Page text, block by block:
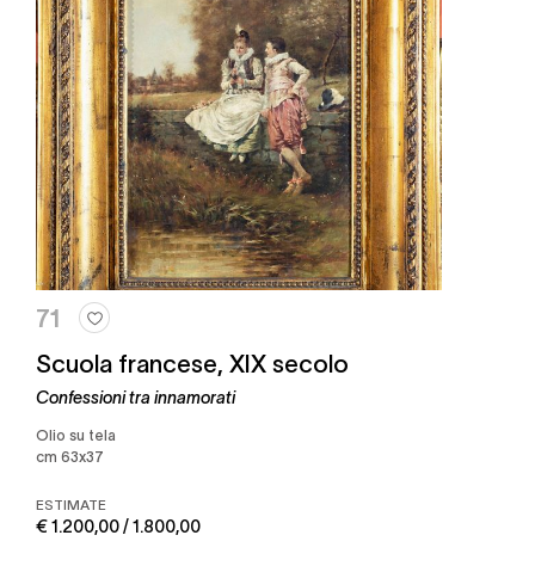
71
Scuola francese, XIX secolo
Confessioni tra innamorati
Olio su tela
cm 63x37
ESTIMATE
€ 1.200,00 / 1.800,00